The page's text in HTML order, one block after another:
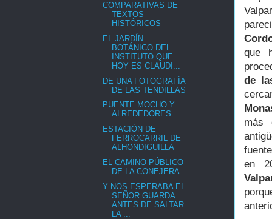
que
de
más
en
COMPARATIVAS DE
TEXTOS
HISTÓRICOS
EL JARDÍN
BOTÁNICO DEL
INSTITUTO QUE
HOY ES CLAUDI...
DE UNA FOTOGRAFÍA
DE LAS TENDILLAS
PUENTE MOCHO Y
ALREDEDORES
ESTACIÓN DE
FERROCARRIL DE
ALHONDIGUILLA
EL CAMINO PÚBLICO
DE LA CONEJERA
Y NOS ESPERABA EL
SEÑOR GUARDA
ANTES DE SALTAR
LA ...